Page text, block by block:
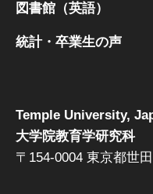
Temple University,
大学院教育学研究科
〒154-0004 東京都世
図書館（英語）
統計・卒業生の声